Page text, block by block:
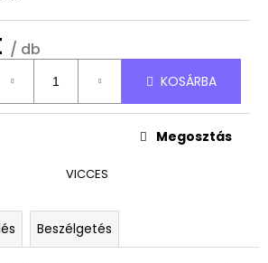
/ db
KOSÁRBA
VICCES
Megosztás
Beszélgetés